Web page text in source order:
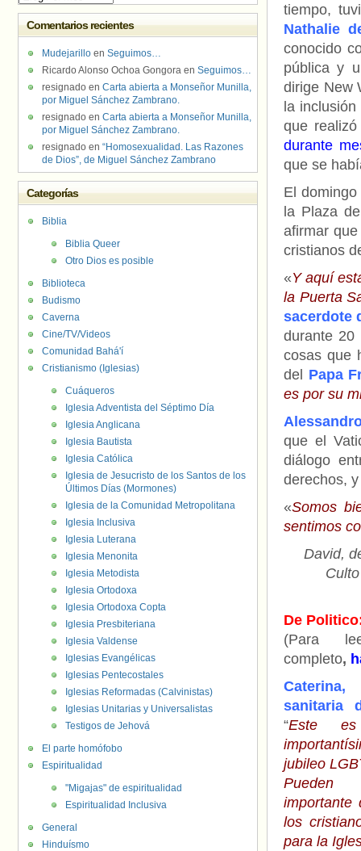
tiempo,
Nathalie
conocido
pública y
dirige New
la
que
durante
que se
El
la Plaza
afirmar
cristianos
«Y aquí
la Puerta
sacerdote
durante 20
cosas que
del Papa
es por su
que el
diálogo
derechos,
«Somos
sentimos
David,
De
(Para
completo,
sanitaria
“Este
jubileo
Pueden
importante
los
para la
Comentarios recientes
Mudejarillo en Seguimos…
Ricardo Alonso Ochoa Gongora en Seguimos…
resignado en Carta abierta a Monseñor Munilla,
por Miguel Sánchez Zambrano.
resignado en Carta abierta a Monseñor Munilla,
por Miguel Sánchez Zambrano.
resignado en “Homosexualidad. Las Razones
de Dios”, de Miguel Sánchez Zambrano
Categorías
Biblia
Biblia Queer
Otro Dios es posible
Biblioteca
Budismo
Caverna
Cine/TV/Videos
Comunidad Bahá'í
Cristianismo (Iglesias)
Cuáqueros
Iglesia Adventista del Séptimo Día
Iglesia Anglicana
Iglesia Bautista
Iglesia Católica
Iglesia de Jesucristo de los Santos de los
Últimos Días (Mormones)
Iglesia de la Comunidad Metropolitana
Iglesia Inclusiva
Iglesia Luterana
Iglesia Menonita
Iglesia Metodista
Iglesia Ortodoxa
Iglesia Ortodoxa Copta
Iglesia Presbiteriana
Iglesia Valdense
Iglesias Evangélicas
Iglesias Pentecostales
Iglesias Reformadas (Calvinistas)
Iglesias Unitarias y Universalistas
Testigos de Jehová
El parte homófobo
Espiritualidad
"Migajas" de espiritualidad
Espiritualidad Inclusiva
General
Hinduísmo